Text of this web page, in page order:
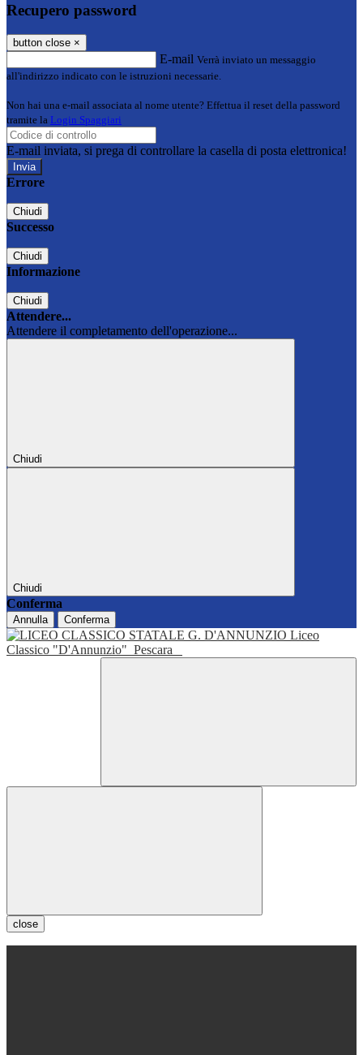
Recupero password
button close ×
E-mail Verrà inviato un messaggio
all'indirizzo indicato con le istruzioni necessarie.
Non hai una e-mail associata al nome utente? Effettua il reset della password
tramite la Login Spaggiari
E-mail inviata, si prega di controllare la casella di posta elettronica!
Errore
Chiudi
Successo
Chiudi
Informazione
Chiudi
Attendere...
Attendere il completamento dell'operazione...
Chiudi
Chiudi
Conferma
Annulla Conferma
Liceo
Classico "D'Annunzio" Pescara
close